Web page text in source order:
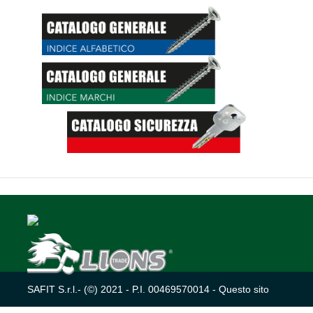
SAFIT S.r.l.- (©) 2021 - P.I. 00469570014 - Questo sito